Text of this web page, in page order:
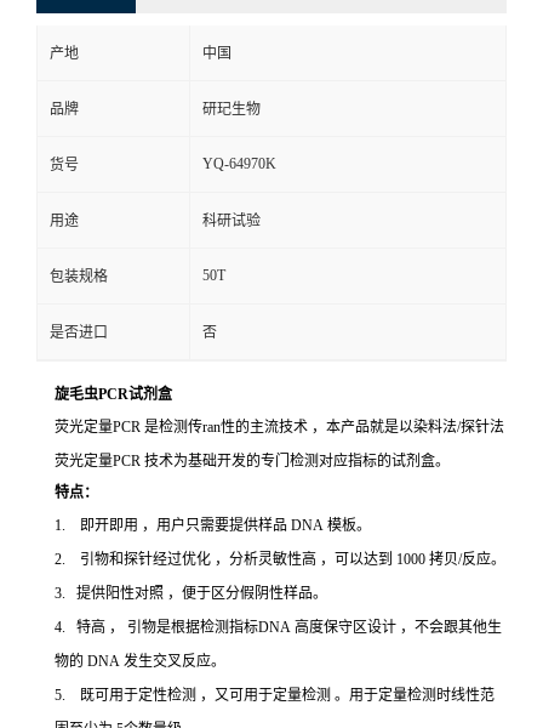
产地 中国
品牌 研玘生物
货号 YQ-64970K
用途 科研试验
包装规格 50T
是否进口 否
旋毛虫PCR试剂盒
荧光定量PCR 是检测传ran性的主流技术 ，本产品就是以染料法/探针法
荧光定量PCR 技术为基础开发的专门检测对应指标的试剂盒。
特点：
1. 即开即用 ，用户只需要提供样品 DNA 模板。
2. 引物和探针经过优化 ，分析灵敏性高 ，可以达到 1000 拷贝/反应。
3. 提供阳性对照 ，便于区分假阴性样品。
4. 特高 ， 引物是根据检测指标DNA 高度保守区设计 ，不会跟其他生
物的 DNA 发生交叉反应。
5. 既可用于定性检测 ，又可用于定量检测 。用于定量检测时线性范